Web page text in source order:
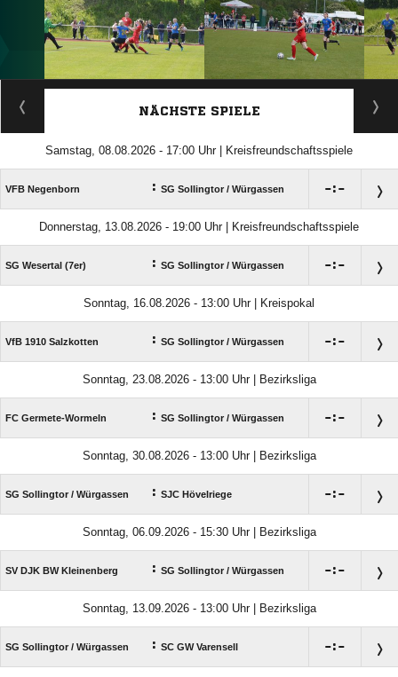
ANZEIGE
NÄCHSTE SPIELE
Samstag, 08.08.2026 - 17:00 Uhr | Kreisfreundschaftsspiele
VFB Negenborn : SG Sollingtor /​ Würgassen :
Donnerstag, 13.08.2026 - 19:00 Uhr | Kreisfreundschaftsspiele
SG Wesertal (7er) : SG Sollingtor /​ Würgassen :
Sonntag, 16.08.2026 - 13:00 Uhr | Kreispokal
VfB 1910 Salzkotten : SG Sollingtor /​ Würgassen :
Sonntag, 23.08.2026 - 13:00 Uhr | Bezirksliga
FC Germete-Wormeln : SG Sollingtor /​ Würgassen :
Sonntag, 30.08.2026 - 13:00 Uhr | Bezirksliga
SG Sollingtor /​ Würgassen : SJC Hövelriege :
Sonntag, 06.09.2026 - 15:30 Uhr | Bezirksliga
SV DJK BW Kleinenberg : SG Sollingtor /​ Würgassen :
Sonntag, 13.09.2026 - 13:00 Uhr | Bezirksliga
SG Sollingtor /​ Würgassen : SC GW Varensell :